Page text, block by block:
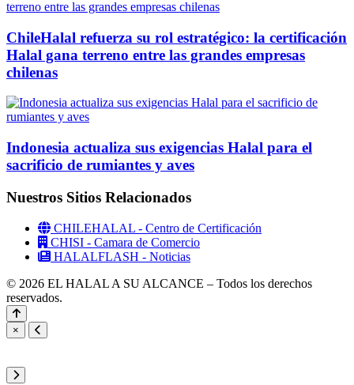
ChileHalal refuerza su rol estratégico: la certificación
Halal gana terreno entre las grandes empresas
chilenas
Indonesia actualiza sus exigencias Halal para el
sacrificio de rumiantes y aves
Nuestros Sitios Relacionados
CHILEHALAL - Centro de Certificación
CHISI - Camara de Comercio
HALALFLASH - Noticias
© 2026 EL HALAL A SU ALCANCE – Todos los derechos
reservados.
×